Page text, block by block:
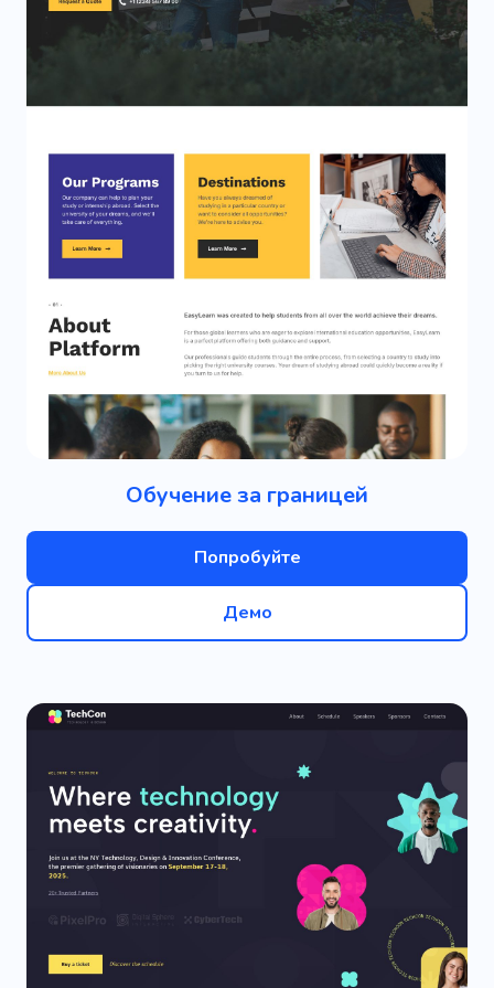
Обучение за границей
Попробуйте
Демо